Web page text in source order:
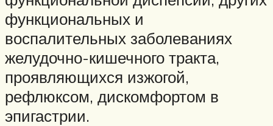
функциональных и
воспалительных заболеваниях
желудочно-кишечного тракта,
проявляющихся изжогой,
рефлюксом, дискомфортом в
эпигастрии.